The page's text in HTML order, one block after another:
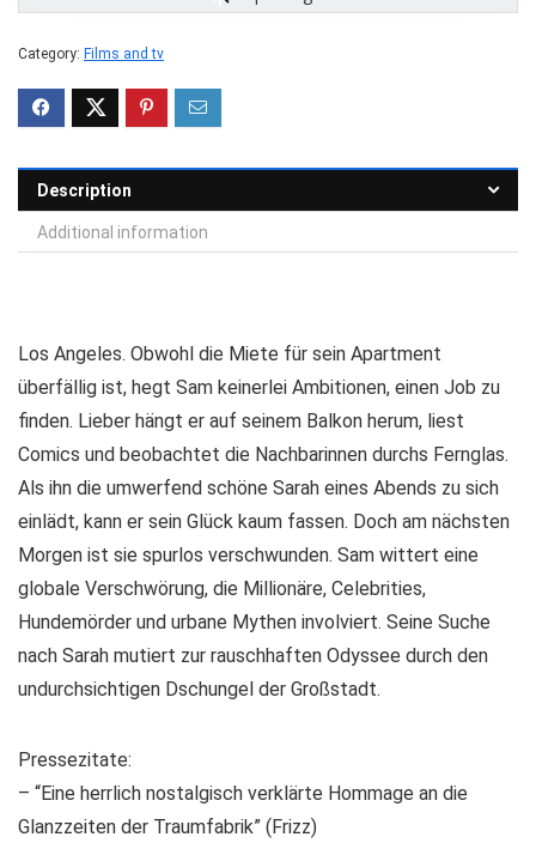
Category: Films and tv
Description
Additional information
Los Angeles. Obwohl die Miete für sein Apartment
überfällig ist, hegt Sam keinerlei Ambitionen, einen Job zu
finden. Lieber hängt er auf seinem Balkon herum, liest
Comics und beobachtet die Nachbarinnen durchs Fernglas.
Als ihn die umwerfend schöne Sarah eines Abends zu sich
einlädt, kann er sein Glück kaum fassen. Doch am nächsten
Morgen ist sie spurlos verschwunden. Sam wittert eine
globale Verschwörung, die Millionäre, Celebrities,
Hundemörder und urbane Mythen involviert. Seine Suche
nach Sarah mutiert zur rauschhaften Odyssee durch den
undurchsichtigen Dschungel der Großstadt.
Pressezitate:
– “Eine herrlich nostalgisch verklärte Hommage an die
Glanzzeiten der Traumfabrik” (Frizz)